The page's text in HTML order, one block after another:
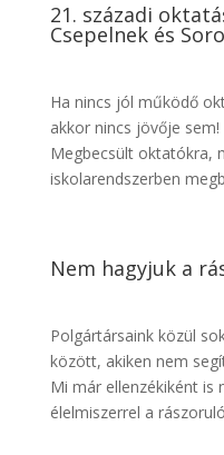
21. századi
Csepelnek és
Ha nincs jól működő
akkor nincs jövője sem!
Megbecsült oktatókra,
iskolarendszerben
Nem hagyjuk a
Polgártársaink közül
között, akiken nem
Mi már ellenzékiként is
élelmiszerrel a